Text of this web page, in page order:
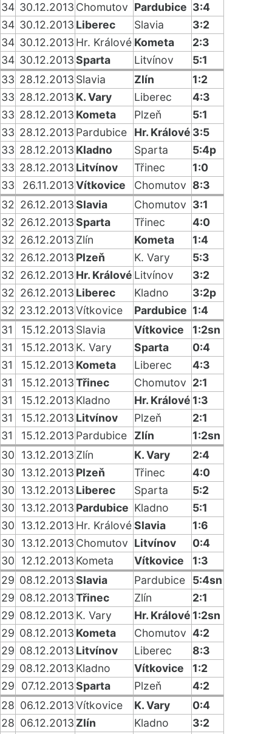
34 30.12.2013 Chomutov Pardubice 3:4
34 30.12.2013 Liberec Slavia
3:2
34 30.12.2013 Hr. Králové Kometa
2:3
34 30.12.2013Sparta Litvínov
5:1
33 28.12.2013 Slavia Zlín
1:2
33 28.12.2013 K. Vary Liberec
4:3
33 28.12.2013 Kometa Plzeň
5:1
33 28.12.2013 Pardubice Hr. Králové 3:5
33 28.12.2013 Kladno Sparta
5:4p
33 28.12.2013 Litvínov Třinec
1:0
33
26.11.2013Vítkovice Chomutov 8:3
32 26.12.2013Slavia Chomutov 3:1
32 26.12.2013Sparta Třinec
4:0
32 26.12.2013 Zlín Kometa
1:4
32 26.12.2013 Plzeň K. Vary
5:3
32 26.12.2013 Hr. Králové Litvínov
3:2
32 26.12.2013 Liberec Kladno
3:2p
32 23.12.2013Vítkovice Pardubice 1:4
31
15.12.2013 Slavia Vítkovice
1:2sn
31
15.12.2013 K. Vary Sparta
0:4
31
15.12.2013 Kometa Liberec
4:3
31
15.12.2013Třinec Chomutov 2:1
31
15.12.2013 Kladno Hr. Králové 1:3
31
15.12.2013 Litvínov Plzeň
2:1
31
15.12.2013 Pardubice Zlín
1:2sn
30
13.12.2013 Zlín K. Vary
2:4
30
13.12.2013 Plzeň Třinec
4:0
30
13.12.2013 Liberec Sparta
5:2
30
13.12.2013 Pardubice Kladno
5:1
30
13.12.2013 Hr. KrálovéSlavia
1:6
30
13.12.2013 Chomutov Litvínov
0:4
30
12.12.2013 Kometa Vítkovice
1:3
29 08.12.2013Slavia Pardubice
5:4sn
29 08.12.2013Třinec Zlín
2:1
29 08.12.2013 K. Vary Hr. Králové 1:2sn
29 08.12.2013 Kometa Chomutov 4:2
29 08.12.2013 Litvínov Liberec
8:3
29 08.12.2013 Kladno Vítkovice
1:2
29
07.12.2013Sparta Plzeň
4:2
28 06.12.2013Vítkovice K. Vary
0:4
28 06.12.2013 Zlín Kladno
3:2